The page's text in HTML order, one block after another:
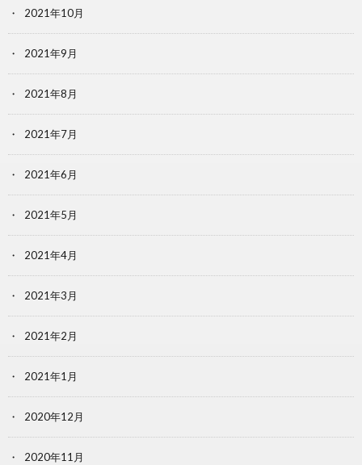
2021年10月
2021年9月
2021年8月
2021年7月
2021年6月
2021年5月
2021年4月
2021年3月
2021年2月
2021年1月
2020年12月
2020年11月